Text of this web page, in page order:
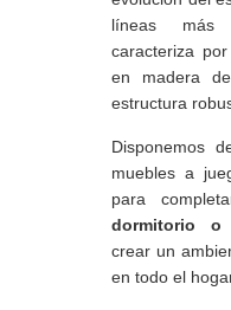
líneas más
caracteriza
en madera
estructura
Disponemos
muebles a
para
dormitorio o
crear un
en todo el